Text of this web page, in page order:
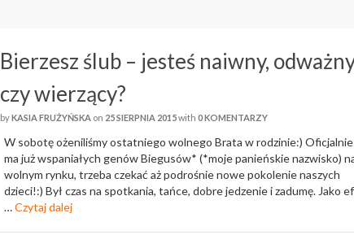
Bierzesz ślub – jesteś naiwny,
czy wierzący?
byKASIA FRUŻYŃSKA on 25 SIERPNIA 2015with0 KOMENTARZY
W sobotę ożeniliśmy ostatniego wolnego Brata w rodzinie:)
ma już wspaniałych genów Biegusów* (*moje panieńskie nazwisko)
wolnym rynku, trzeba czekać aż podrośnie nowe pokolenie naszych
dzieci!:) Był czas na spotkania, tańce, dobre jedzenie i zadumę. Jako
…Czytaj dalej